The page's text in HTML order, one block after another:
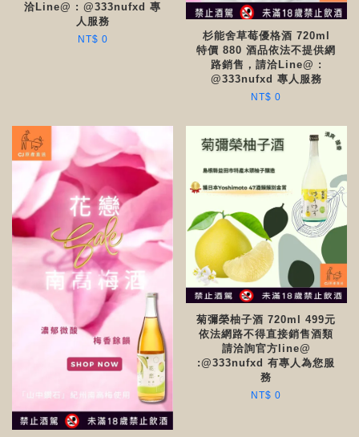
洽Line@ : @333nufxd 專
人服務
NT$ 0
杉能舍草莓優格酒 720ml
特價 880 酒品依法不提供網
路銷售，請洽Line@ :
@333nufxd 專人服務
NT$ 0
菊彌榮柚子酒 720ml 499元
依法網路不得直接銷售酒類
請洽詢官方line@
:@333nufxd 有專人為您服
務
NT$ 0